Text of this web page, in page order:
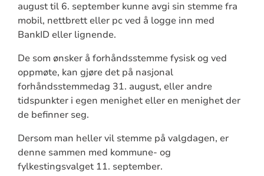
august til 6. september kunne avgi sin stemmefra
mobil, nettbretteller pcved å logge inn med
BankID eller lignende.
De som ønsker å forhåndsstemme fysisk og ved
oppmøte, kan gjøre det på nasjonal
forhåndsstemmedag 31. august, eller andre
tidspunkter i egen menighet eller en menighet der
de befinner seg.
Dersom man hellervil stemme på valgdagen, er
denne sammen med kommune- og
fylkestingsvalget11. september.